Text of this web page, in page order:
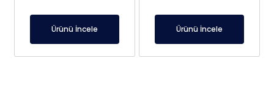
Ürünü İncele Ürünü İncele